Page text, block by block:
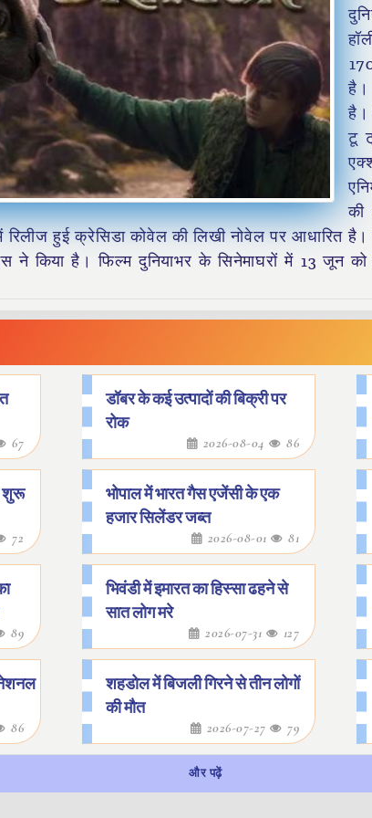
है।
है।
टू
की
रिलीज हुई क्रेसिडा कोवेल की लिखी नोवेल पर आधारित
ने किया है। फिल्म दुनियाभर के सिनेमाघरों में 13 जून
67
डॉबर के कई उत्पादों की बिक्री पर
रोक
2026-08-04 86
शुरू
72
भोपाल में भारत गैस एजेंसी के एक
हजार सिलेंडर जब्त
2026-08-01 81
89
भिवंडी में इमारत का हिस्सा ढहने से
सात लोग मरे
2026-07-31 127
86
शहडोल में बिजली गिरने से तीन लोगों
की मौत
2026-07-27 79
और पढ़ें